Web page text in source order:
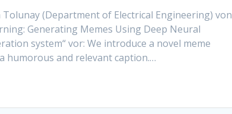
(Department of Electrical Engineering) von
Generating Memes Using Deep Neural
system“ vor: We introduce a novel meme
humorous and relevant caption.…